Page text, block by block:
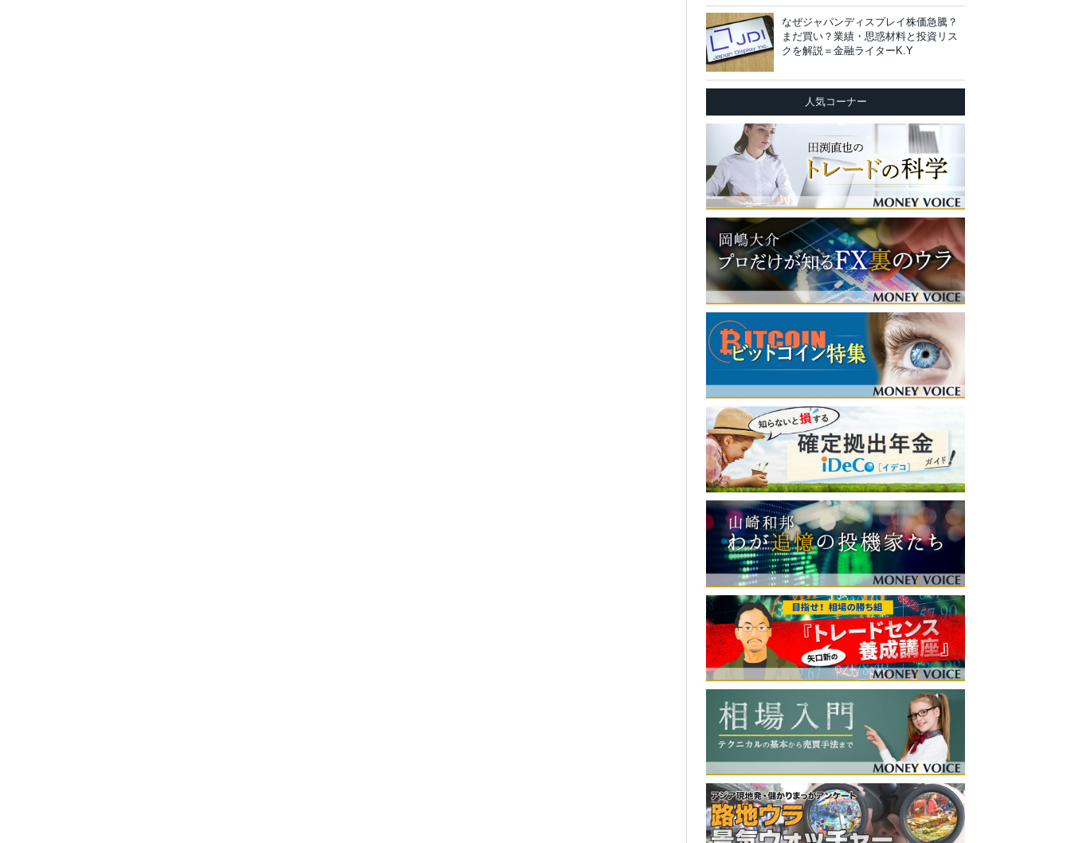
なぜジャパンディスプレイ株価急騰？
まだ買い？業績・思惑材料と投資リス
クを解説＝金融ライターK.Y
人気コーナー